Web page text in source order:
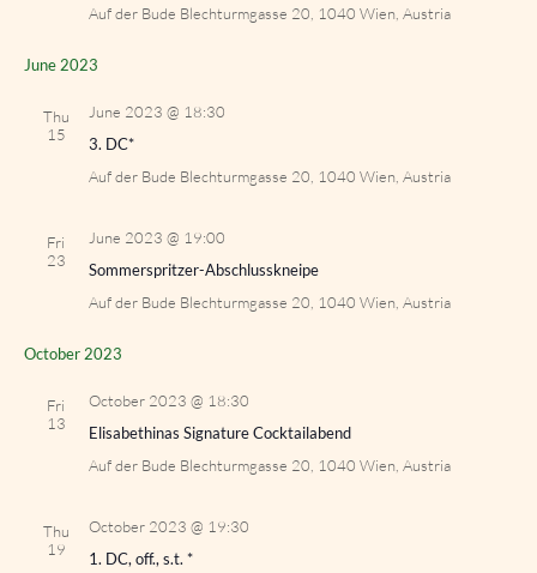
Auf der Bude Blechturmgasse 20, 1040 Wien, Austria
June 2023
Thu
15
June 2023 @ 18:30
3. DC*
Auf der Bude Blechturmgasse 20, 1040 Wien, Austria
Fri
23
June 2023 @ 19:00
Sommerspritzer-Abschlusskneipe
Auf der Bude Blechturmgasse 20, 1040 Wien, Austria
October 2023
Fri
13
October 2023 @ 18:30
Elisabethinas Signature Cocktailabend
Auf der Bude Blechturmgasse 20, 1040 Wien, Austria
Thu
19
October 2023 @ 19:30
1. DC, off., s.t. *